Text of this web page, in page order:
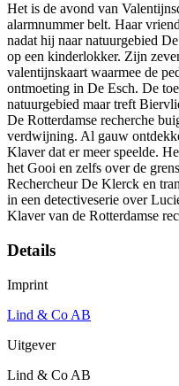
Het is de avond van
alarmnummer belt. Haar
nadat hij naar natuurgebied
op een kinderlokker. Zijn
valentijnskaart waarmee de
ontmoeting in De Esch. De
natuurgebied maar treft
De Rotterdamse recherche
verdwijning. Al gauw
Klaver dat er meer speelde.
het Gooi en zelfs over de
Rechercheur De Klerck en
in een detectiveserie over
Klaver van de Rotterdamse
Details
Imprint
Lind & Co AB
Uitgever
Lind & Co AB